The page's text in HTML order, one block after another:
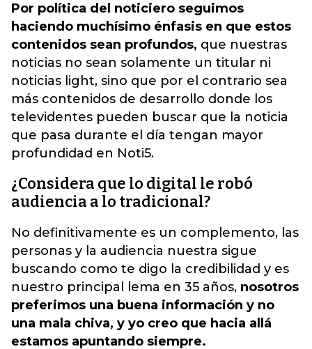
Por política del noticiero seguimos
haciendo muchísimo énfasis en que estos
contenidos sean profundos, que nuestras
noticias no sean solamente un titular ni
noticias light, sino que por el contrario sea
más contenidos de desarrollo donde los
televidentes pueden buscar que la noticia
que pasa durante el día tengan mayor
profundidad en Noti5.
¿Considera que lo digital le robó
audiencia a lo tradicional?
No definitivamente es un complemento, las
personas y la audiencia nuestra sigue
buscando como te digo la credibilidad y es
nuestro principal lema en 35 años, nosotros
preferimos una buena información y no
una mala chiva, y yo creo que hacia allá
estamos apuntando siempre.